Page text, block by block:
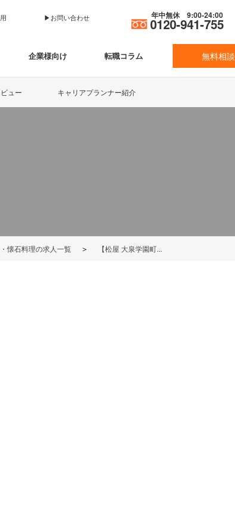
▶︎お問い合わせ 年中無休 9:00-24:00
0120-941-755
企業様向け 転職コラム 無料相談
ュー キャリアプランナー紹介
懐石料理の求人一覧 ＞ 【松屋 大泉学園町...